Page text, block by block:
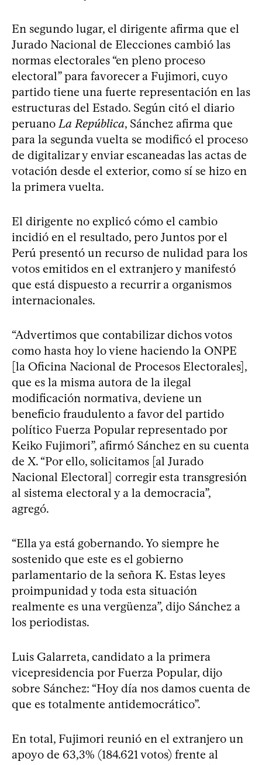
En segundo lugar, el dirigente afirma que el
Jurado Nacional de Elecciones cambió las
normas electorales “en pleno proceso
electoral” para favorecer a Fujimori, cuyo
partido tiene una fuerte representación en las
estructuras del Estado. Según citó el diario
peruano La República, Sánchez afirma que
para la segunda vuelta se modificó el proceso
de digitalizar y enviar escaneadas las actas de
votación desde el exterior, como sí se hizo en
la primera vuelta.
El dirigente no explicó cómo el cambio
incidió en el resultado, pero Juntos por el
Perú presentó un recurso de nulidad para los
votos emitidos en el extranjero y manifestó
que está dispuesto a recurrir a organismos
internacionales.
“Advertimos que contabilizar dichos votos
como hasta hoy lo viene haciendo la ONPE
[la Oficina Nacional de Procesos Electorales],
que es la misma autora de la ilegal
modificación normativa, deviene un
beneficio fraudulento a favor del partido
político Fuerza Popular representado por
Keiko Fujimori”, afirmó Sánchez en su cuenta
de X. “Por ello, solicitamos [al Jurado
Nacional Electoral] corregir esta transgresión
al sistema electoral y a la democracia”,
agregó.
“Ella ya está gobernando. Yo siempre he
sostenido que este es el gobierno
parlamentario de la señora K. Estas leyes
proimpunidad y toda esta situación
realmente es una vergüenza”, dijo Sánchez a
los periodistas.
Luis Galarreta, candidato a la primera
vicepresidencia por Fuerza Popular, dijo
sobre Sánchez: “Hoy día nos damos cuenta de
que es totalmente antidemocrático”.
En total, Fujimori reunió en el extranjero un
apoyo de 63,3% (184.621 votos) frente al